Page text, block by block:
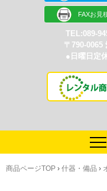
FAXお見積
TEL:089-
〒790-0065
●日曜日定
商品ページTOP › 什器・備品 ›